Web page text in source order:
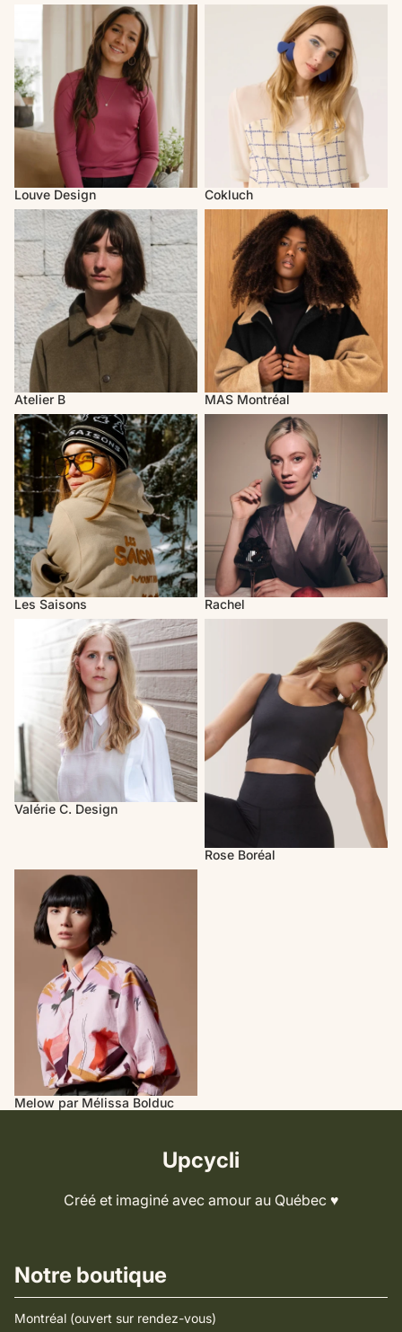
Louve Design
Louve Design
Cokluch
Atelier B
Atelier B
MAS Montréal
MAS Montréal
Les Saisons
Les Saisons
Rachel
Valérie C. Design
Valérie C. Design
Rose Boréal
Melow par Mélissa Bolduc
Melow par Mélissa Bolduc
Upcycli
Créé et imaginé avec amour au Québec ♥️
Notre boutique
Montréal (ouvert sur rendez-vous)